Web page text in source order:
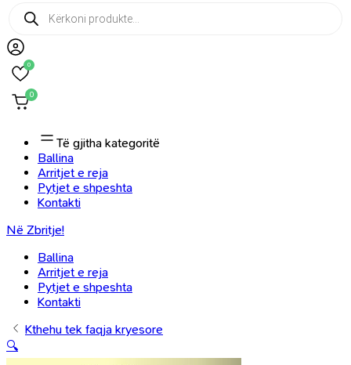
Products
search
0
0
Të gjitha kategoritë
Ballina
Arritjet e reja
Pytjet e shpeshta
Kontakti
Në Zbritje!
Ballina
Arritjet e reja
Pytjet e shpeshta
Kontakti
Kthehu tek faqja kryesore
🔍